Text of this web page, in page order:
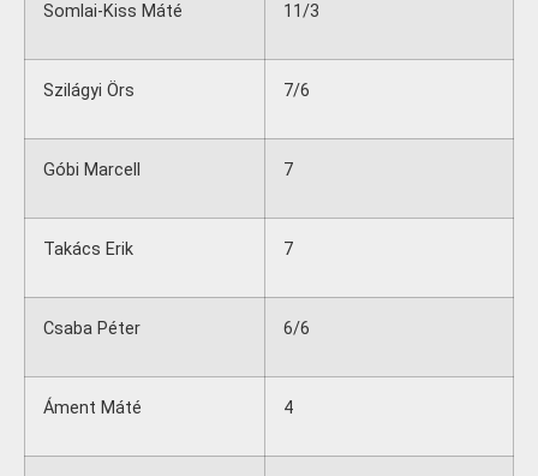
Somlai-Kiss Máté 11/3
Szilágyi Örs 7/6
Góbi Marcell 7
Takács Erik 7
Csaba Péter 6/6
Áment Máté 4